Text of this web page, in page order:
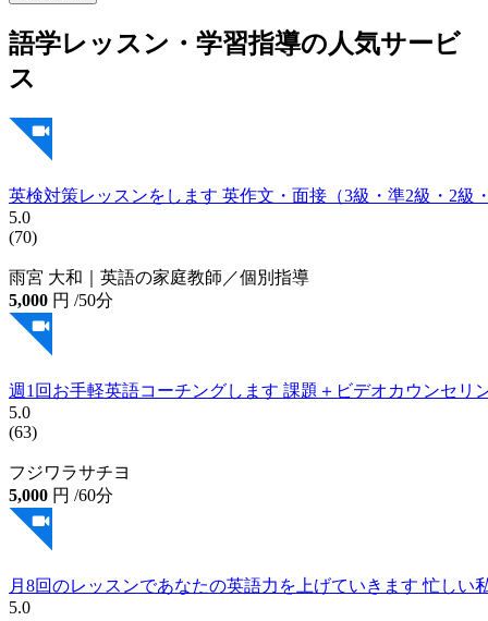
語学レッスン・学習指導の人気サービ
ス
英検対策レッスンをします 英作文・面接（3級・準2級・2級
5.0
(70)
雨宮 大和｜英語の家庭教師／個別指導
5,000 円 /50分
週1回お手軽英語コーチングします 課題＋ビデオカウンセリ
5.0
(63)
フジワラサチヨ
5,000 円 /60分
月8回のレッスンであなたの英語力を上げていきます 忙し
5.0